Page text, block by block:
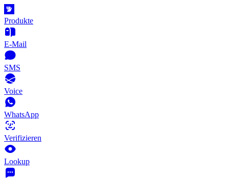
Produkte
E-Mail
SMS
Voice
WhatsApp
Verifizieren
Lookup